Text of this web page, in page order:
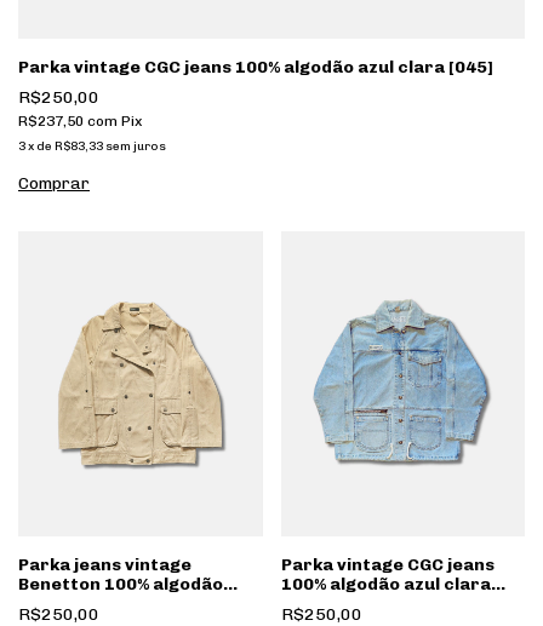
Parka vintage CGC jeans 100% algodão azul clara [045]
R$250,00
R$237,50 com Pix
3x de R$83,33 sem juros
Parka jeans vintage
Benetton 100% algodão
bege [035]
R$250,00
Parka vintage CGC jeans
100% algodão azul clara
[147]
R$250,00